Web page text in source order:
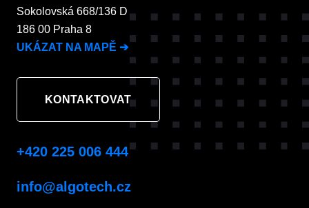
Sokolovská 668/136 D
186 00 Praha 8
UKÁZAT NA MAPĚ ➔
KONTAKTOVAT
+420 225 006 444
info@algotech.cz